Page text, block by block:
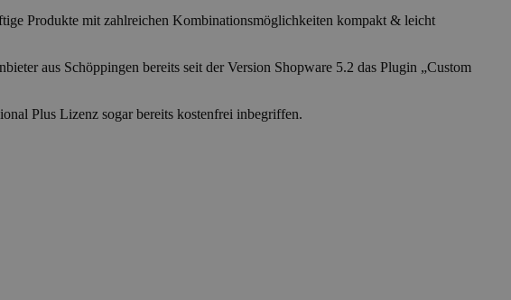
Produkte mit zahlreichen Kombinationsmöglichkeiten kompakt & leicht
aus Schöppingen bereits seit der Version Shopware 5.2 das Plugin „Custom
Plus Lizenz sogar bereits kostenfrei inbegriffen.